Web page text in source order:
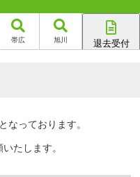
帯広 旭川 退去受付
なっております。
たします。